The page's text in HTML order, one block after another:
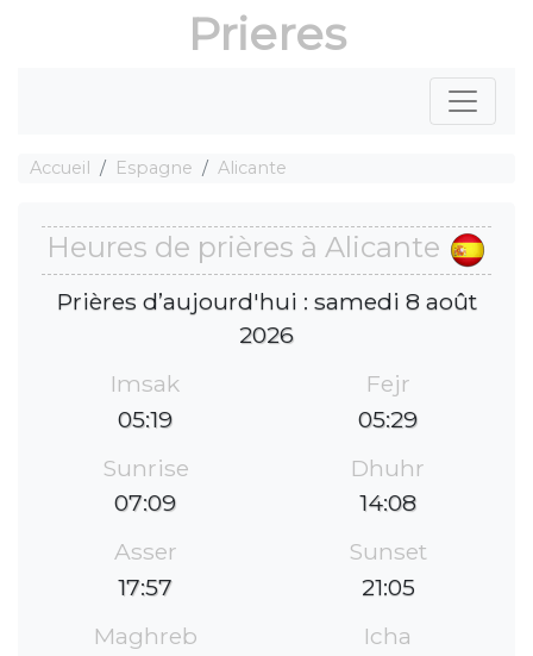
Prieres
Accueil Espagne Alicante
Heures de prières à Alicante
Prières d’aujourd'hui : samedi 8 août
2026
Imsak
05:19
Fejr
05:29
Sunrise
07:09
Dhuhr
14:08
Asser
17:57
Sunset
21:05
Maghreb
Icha